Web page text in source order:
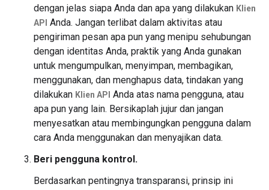
dengan jelas siapa Anda dan apa yang dilakukan Klien
API Anda. Jangan terlibat dalam aktivitas atau
pengiriman pesan apa pun yang menipu sehubungan
dengan identitas Anda, praktik yang Anda gunakan
untuk mengumpulkan, menyimpan, membagikan,
menggunakan, dan menghapus data, tindakan yang
dilakukan Klien API Anda atas nama pengguna, atau
apa pun yang lain. Bersikaplah jujur dan jangan
menyesatkan atau membingungkan pengguna dalam
cara Anda menggunakan dan menyajikan data.
Beri pengguna kontrol.
Berdasarkan pentingnya transparansi, prinsip ini